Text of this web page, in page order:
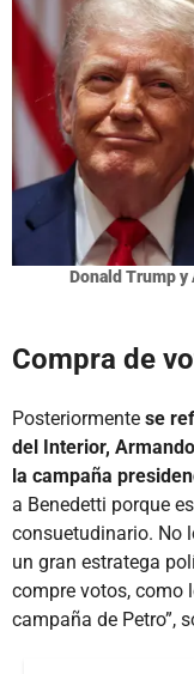
Donald Trump y
Compra de
Posteriormente se
del Interior,
la campaña
a Benedetti porque
consuetudinario. No
un gran estratega
compre votos, como
campaña de Petro”,